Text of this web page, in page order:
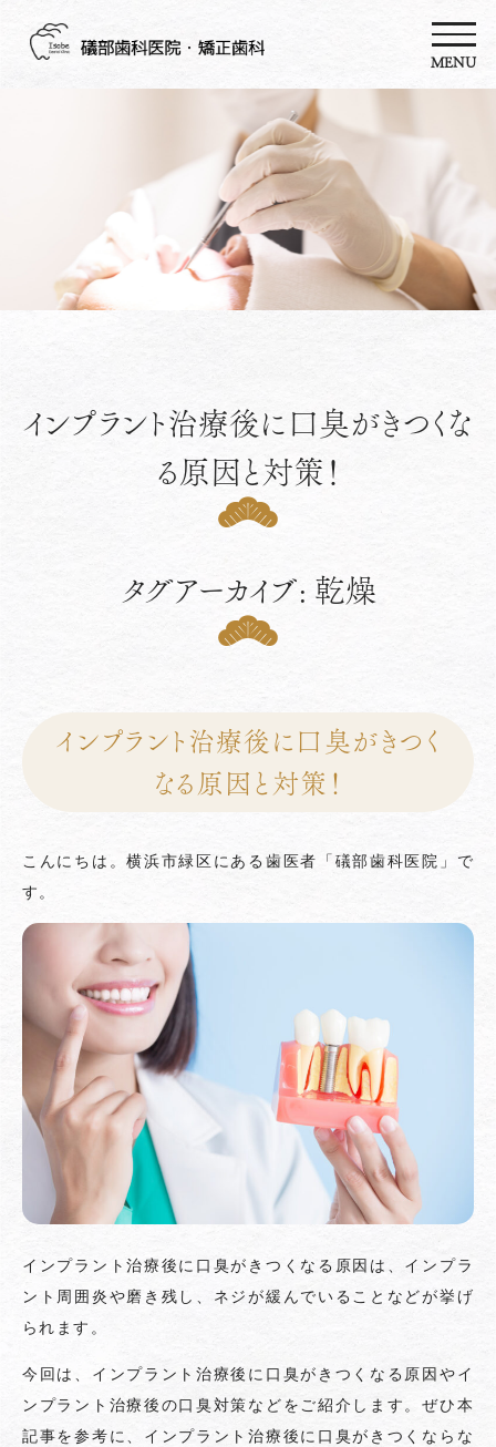
MENU
インプラント治療後に口臭がきつくな
る原因と対策！
タグアーカイブ: 乾燥
インプラント治療後に口臭がきつく
なる原因と対策！
こんにちは。横浜市緑区にある歯医者「礒部歯科医院」で
す。
インプラント治療後に口臭がきつくなる原因は、インプラ
ント周囲炎や磨き残し、ネジが緩んでいることなどが挙げ
られます。
今回は、インプラント治療後に口臭がきつくなる原因やイ
ンプラント治療後の口臭対策などをご紹介します。ぜひ本
記事を参考に、インプラント治療後に口臭がきつくならな